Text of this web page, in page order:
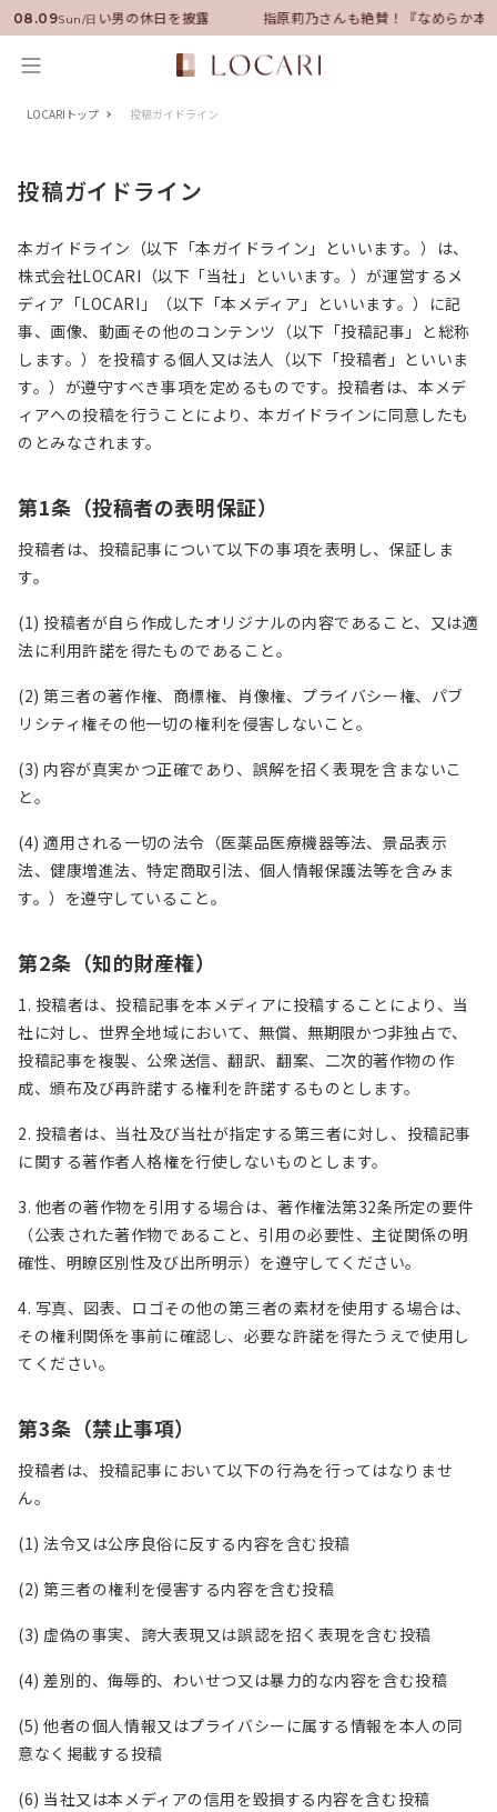
08.09Sun/日
ーに就任！いい男の休日を披露 指原莉乃さんも絶賛！『なめらか本
LOCARIトップ 投稿ガイドライン
投稿ガイドライン
本ガイドライン（以下「本ガイドライン」といいます。）は、
株式会社LOCARI（以下「当社」といいます。）が運営するメ
ディア「LOCARI」（以下「本メディア」といいます。）に記
事、画像、動画その他のコンテンツ（以下「投稿記事」と総称
します。）を投稿する個人又は法人（以下「投稿者」といいま
す。）が遵守すべき事項を定めるものです。投稿者は、本メデ
ィアへの投稿を行うことにより、本ガイドラインに同意したも
のとみなされます。
第1条（投稿者の表明保証）
投稿者は、投稿記事について以下の事項を表明し、保証しま
す。
(1) 投稿者が自ら作成したオリジナルの内容であること、又は適
法に利用許諾を得たものであること。
(2) 第三者の著作権、商標権、肖像権、プライバシー権、パブ
リシティ権その他一切の権利を侵害しないこと。
(3) 内容が真実かつ正確であり、誤解を招く表現を含まないこ
と。
(4) 適用される一切の法令（医薬品医療機器等法、景品表示
法、健康増進法、特定商取引法、個人情報保護法等を含みま
す。）を遵守していること。
第2条（知的財産権）
1. 投稿者は、投稿記事を本メディアに投稿することにより、当
社に対し、世界全地域において、無償、無期限かつ非独占で、
投稿記事を複製、公衆送信、翻訳、翻案、二次的著作物の作
成、頒布及び再許諾する権利を許諾するものとします。
2. 投稿者は、当社及び当社が指定する第三者に対し、投稿記事
に関する著作者人格権を行使しないものとします。
3. 他者の著作物を引用する場合は、著作権法第32条所定の要件
（公表された著作物であること、引用の必要性、主従関係の明
確性、明瞭区別性及び出所明示）を遵守してください。
4. 写真、図表、ロゴその他の第三者の素材を使用する場合は、
その権利関係を事前に確認し、必要な許諾を得たうえで使用し
てください。
第3条（禁止事項）
投稿者は、投稿記事において以下の行為を行ってはなりませ
ん。
(1) 法令又は公序良俗に反する内容を含む投稿
(2) 第三者の権利を侵害する内容を含む投稿
(3) 虚偽の事実、誇大表現又は誤認を招く表現を含む投稿
(4) 差別的、侮辱的、わいせつ又は暴力的な内容を含む投稿
(5) 他者の個人情報又はプライバシーに属する情報を本人の同
意なく掲載する投稿
(6) 当社又は本メディアの信用を毀損する内容を含む投稿